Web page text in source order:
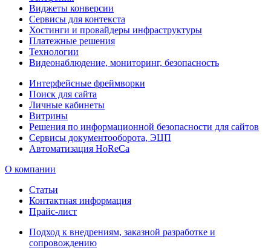
Виджеты конверсии
Сервисы для контекста
Хостинги и провайдеры инфраструктуры
Платежные решения
Технологии
Видеонаблюдение, мониторинг, безопасность
Интерфейсные фреймворки
Поиск для сайта
Личные кабинеты
Витрины
Решения по информационной безопасности для сайтов
Сервисы документооборота, ЭЦП
Автоматизация HoReCa
О компании
Статьи
Контактная информация
Прайс-лист
Подход к внедрениям, заказной разработке и
сопровождению